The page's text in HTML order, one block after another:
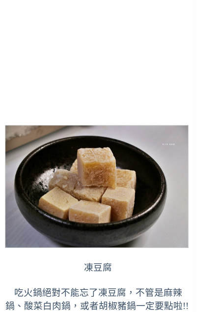
凍豆腐
吃火鍋絕對不能忘了凍豆腐，不管是麻辣
鍋、酸菜白肉鍋，或者胡椒豬鍋一定要點啦!!